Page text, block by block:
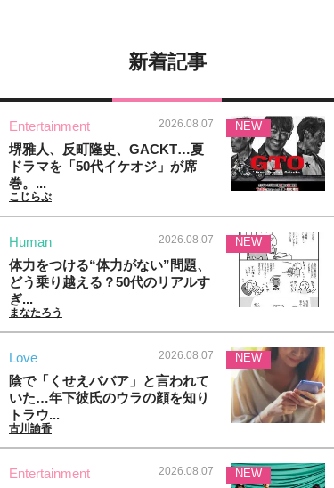
新着記事
Entertainment 2026.08.07
堺雅人、反町隆史、GACKT…夏
ドラマを「50代イケオジ」が席
巻。...
こじらぶ
NEW
Human 2026.08.07
体力をつける“体力がない”問題、
どう乗り越える？50代のリアルす
ぎ...
まなたろう
NEW
Love 2026.08.07
陰で「くせえババア」と言われて
いた…年下彼氏のウラの顔を知り
トラウ...
古川諭香
NEW
Entertainment 2026.08.07 NEW